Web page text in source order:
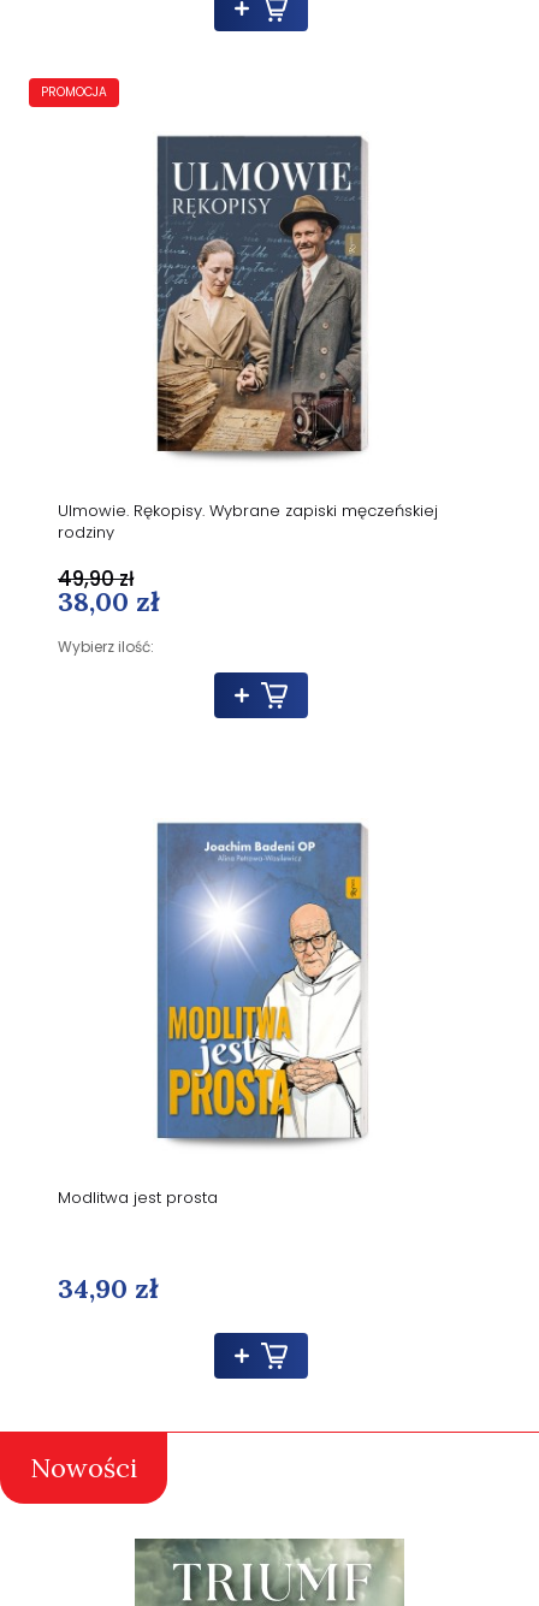
Ulmowie. Rękopisy. Wybrane zapiski męczeńskiej
rodziny
38,00 zł
Wybierz ilość:
49,90 zł
PROMOCJA
Modlitwa jest prosta
34,90 zł
Nowości